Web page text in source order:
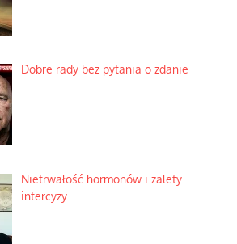
Dobre rady bez pytania o zdanie
Nietrwałość hormonów i zalety
intercyzy